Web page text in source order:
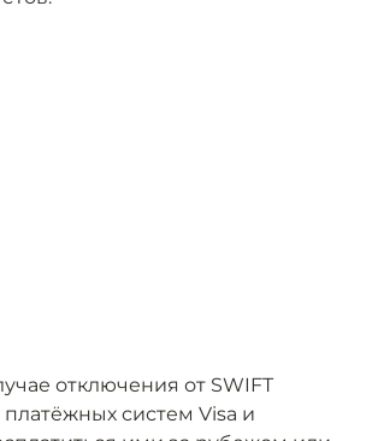
отключения от SWIFT
платёжных систем Visa и